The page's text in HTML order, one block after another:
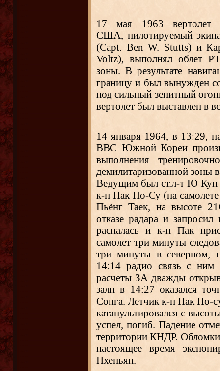
17 мая 1963
США, пилотируемый
(Capt. Ben W. Stutts) и
Voltz), выполнял облет
зоны. В результате
границу и был вынужден
под сильный зенитный
вертолет был выставлен в
14 января 1964, в 13:29,
ВВС Южной Кореи
выполнения
демилитаризованной зоны
Ведущим был ст.л-т Ю
к-н Пак Но-Су (на
Пьёнг Таек, на высоте
отказе радара и запросил
распалась и к-н Пак
самолет три минуты
три минуты в северном,
14:14 радио связь с ним
расчеты ЗА дважды
залп в 14:27 оказался
Сонга. Летчик к-н Пак Но-
катапультировался с
успел, погиб. Падение
территории КНДР.
настоящее время
Пхеньян.